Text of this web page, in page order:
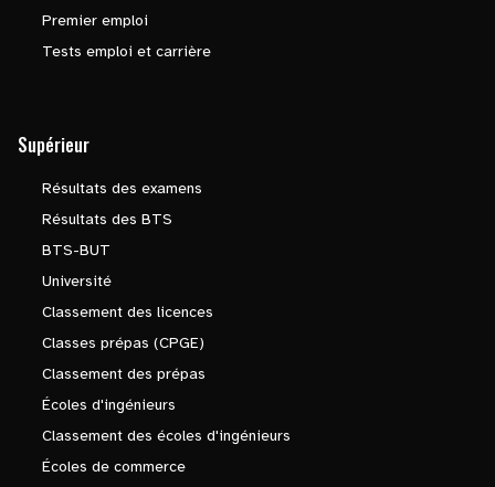
Premier emploi
Tests emploi et carrière
Supérieur
Résultats des examens
Résultats des BTS
BTS-BUT
Université
Classement des licences
Classes prépas (CPGE)
Classement des prépas
Écoles d'ingénieurs
Classement des écoles d'ingénieurs
Écoles de commerce